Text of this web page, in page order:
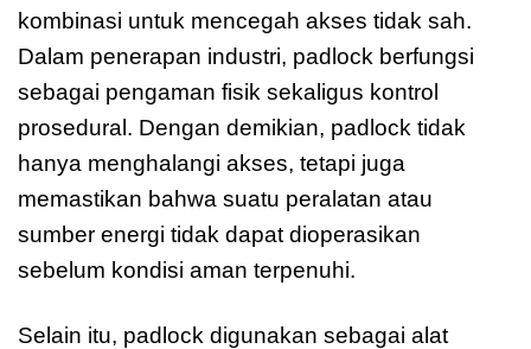
kombinasi untuk mencegah akses tidak sah.
Dalam penerapan industri, padlock berfungsi
sebagai pengaman fisik sekaligus kontrol
prosedural. Dengan demikian, padlock tidak
hanya menghalangi akses, tetapi juga
memastikan bahwa suatu peralatan atau
sumber energi tidak dapat dioperasikan
sebelum kondisi aman terpenuhi.
Selain itu, padlock digunakan sebagai alat